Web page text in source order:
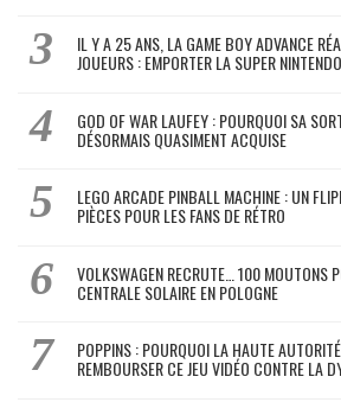
IL Y A 25 ANS, LA GAME BOY ADVANCE
JOUEURS : EMPORTER LA SUPER
GOD OF WAR LAUFEY : POURQUOI SA
DÉSORMAIS QUASIMENT ACQUISE
LEGO ARCADE PINBALL MACHINE : UN
PIÈCES POUR LES FANS DE RÉTRO
VOLKSWAGEN RECRUTE… 100 MOUTONS
CENTRALE SOLAIRE EN POLOGNE
POPPINS : POURQUOI LA HAUTE
REMBOURSER CE JEU VIDÉO CONTRE LA